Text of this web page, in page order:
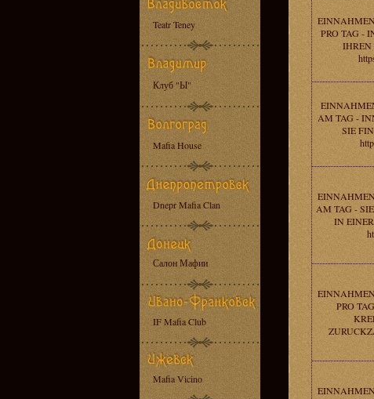
Teatr Teney
Клуб "Ы"
Mafia House
Dnepr Mafia Clan
Салон Мафии
IF Mafia Club
Mafia Vicino
PRO TAG -
IHREN
AM TAG -
SIE
AM TAG -
IN
PRO